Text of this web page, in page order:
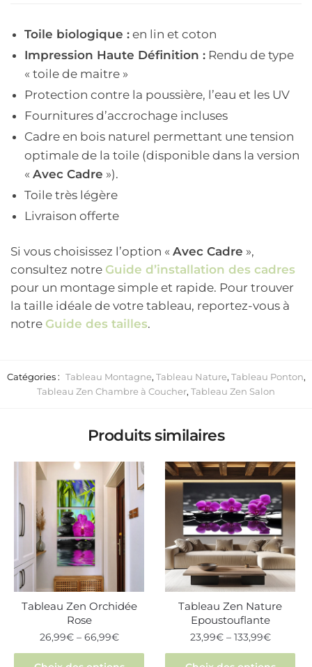
Toile biologique : en lin et coton
Impression Haute Définition : Rendu de type
« toile de maitre »
Protection contre la poussière, l’eau et les UV
Fournitures d’accrochage incluses
Cadre en bois naturel permettant une tension
optimale de la toile (disponible dans la version
« Avec Cadre »).
Toile très légère
Livraison offerte
Si vous choisissez l’option « Avec Cadre »,
consultez notre Guide d’installation des cadres
pour un montage simple et rapide. Pour trouver
la taille idéale de votre tableau, reportez-vous à
notre Guide des tailles.
Catégories : Tableau Montagne, Tableau Nature, Tableau Ponton,
Tableau Zen Chambre à Coucher, Tableau Zen Salon
Produits similaires
Tableau Zen Orchidée
Rose
26,99€– 66,99€
Ce
Tableau Zen Nature
Epoustouflante
23,99€– 133,99€
Ce